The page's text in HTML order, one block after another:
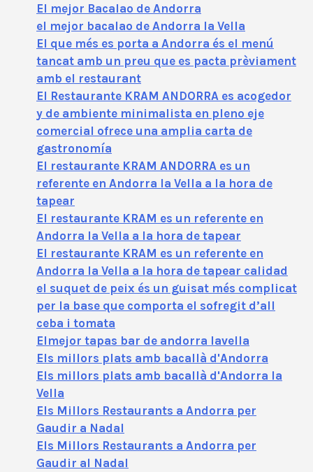
El mejor Bacalao de Andorra
el mejor bacalao de Andorra la Vella
El que més es porta a Andorra és el menú
tancat amb un preu que es pacta prèviament
amb el restaurant
El Restaurante KRAM ANDORRA es acogedor
y de ambiente minimalista en pleno eje
comercial ofrece una amplia carta de
gastronomía
El restaurante KRAM ANDORRA es un
referente en Andorra la Vella a la hora de
tapear
El restaurante KRAM es un referente en
Andorra la Vella a la hora de tapear
El restaurante KRAM es un referente en
Andorra la Vella a la hora de tapear calidad
el suquet de peix és un guisat més complicat
per la base que comporta el sofregit d’all
ceba i tomata
Elmejor tapas bar de andorra lavella
Els millors plats amb bacallà d'Andorra
Els millors plats amb bacallà d'Andorra la
Vella
Els Millors Restaurants a Andorra per
Gaudir a Nadal
Els Millors Restaurants a Andorra per
Gaudir al Nadal